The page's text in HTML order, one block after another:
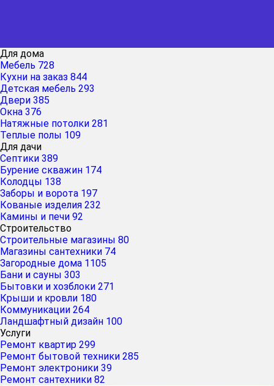
Для дома
Мебель 728
Кухни на заказ 844
Детская мебель 293
Двери 385
Окна 376
Натяжные потолки 281
Теплые полы 109
Для дачи
Септики 389
Бурение скважин 174
Колодцы 138
Заборы и ворота 197
Кованые изделия 232
Камины и печи 92
Строительство
Строительные магазины 80
Магазины сантехники 74
Загородные дома 1105
Бани и сауны 303
Бытовки и хозблоки 271
Крыши и кровли 180
Коммуникации 264
Ландшафтный дизайн 100
Услуги
Ремонт квартир 299
Ремонт бытовой техники 285
Ремонт электроники 39
Ремонт сантехники 82